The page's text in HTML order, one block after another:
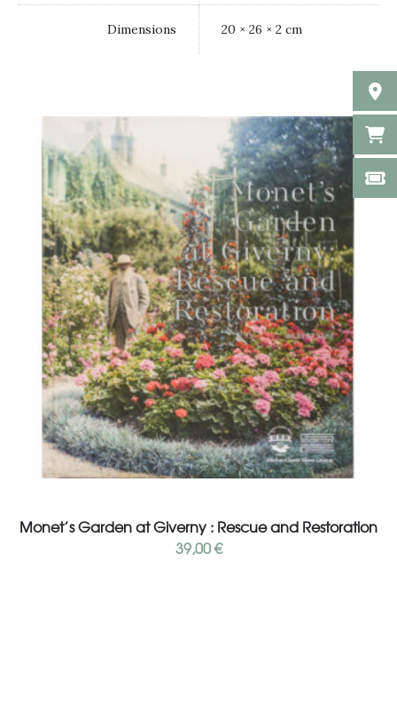
Dimensions 20 × 26 × 2 cm
Monet’s Garden at Giverny : Rescue and Restoration
39,00€